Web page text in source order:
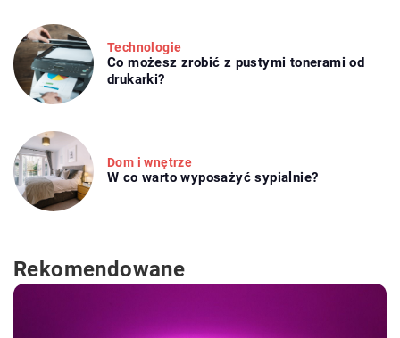
Technologie
Co możesz zrobić z pustymi tonerami od
drukarki?
Dom i wnętrze
W co warto wyposażyć sypialnie?
Rekomendowane